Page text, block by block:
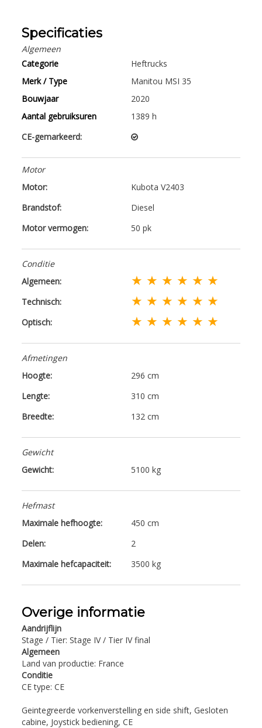
Specificaties
Algemeen
Categorie
Heftrucks
Merk / Type
Manitou MSI 35
Bouwjaar
2020
Aantal gebruiksuren
1389 h
CE-gemarkeerd:
Motor
Motor:
Kubota V2403
Brandstof:
Diesel
Motor vermogen:
50 pk
Conditie
Algemeen:
★ ★ ★ ★ ★ ★
Technisch: ★ ★ ★ ★ ★ ★
Optisch: ★ ★ ★ ★ ★ ★
Afmetingen
Hoogte:
296 cm
Lengte:
310 cm
Breedte:
132 cm
Gewicht
Gewicht:
5100 kg
Hefmast
Maximale hefhoogte:
450 cm
Delen:
2
Maximale hefcapaciteit:
3500 kg
Overige informatie
Aandrijflijn
Stage / Tier: Stage IV / Tier IV final
Algemeen
Land van productie: France
Conditie
CE type: CE
Geintegreerde vorkenverstelling en side shift, Gesloten
cabine, Joystick bediening, CE